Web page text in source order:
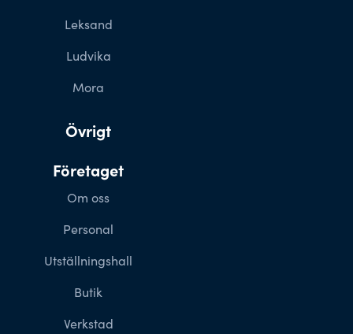
Leksand
Ludvika
Mora
Övrigt
Företaget
Om oss
Personal
Utställningshall
Butik
Verkstad